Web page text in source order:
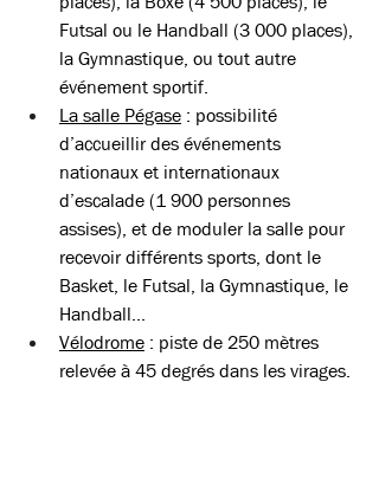
Futsal ou le Handball (3 000 places),
la Gymnastique, ou tout autre
événement sportif.
La salle Pégase : possibilité
d’accueillir des événements
nationaux et internationaux
d’escalade (1 900 personnes
assises), et de moduler la salle pour
recevoir différents sports, dont le
Basket, le Futsal, la Gymnastique, le
Handball...
Vélodrome : piste de 250 mètres
relevée à 45 degrés dans les virages.